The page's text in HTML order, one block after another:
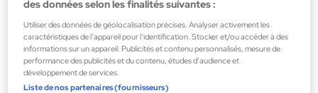
des données selon les finalités suivantes :
Utiliser des données de géolocalisation précises. Analyser activement les
caractéristiques de l’appareil pour l’identification. Stocker et/ou accéder à des
informations sur un appareil. Publicités et contenu personnalisés, mesure de
performance des publicités et du contenu, études d’audience et
développement de services.
Liste de nos partenaires (fournisseurs)